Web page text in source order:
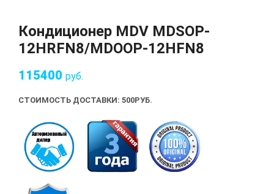
Кондиционер MDV MDSOP-
12HRFN8/MDOOP-12HFN8
115400 руб.
СТОИМОСТЬ ДОСТАВКИ: 500РУБ.